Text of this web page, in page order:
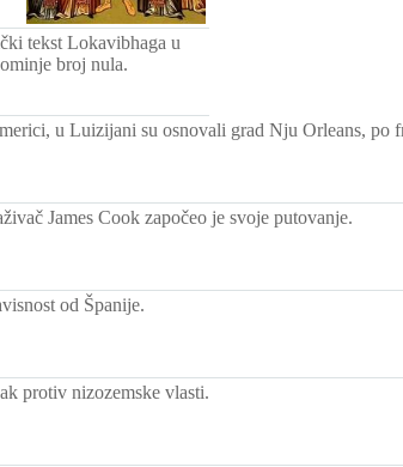
tekst Lokavibhaga u
broj nula.
u Luizijani su osnovali grad Nju Orleans, po
James Cook započeo je svoje putovanje.
od Španije.
protiv nizozemske vlasti.